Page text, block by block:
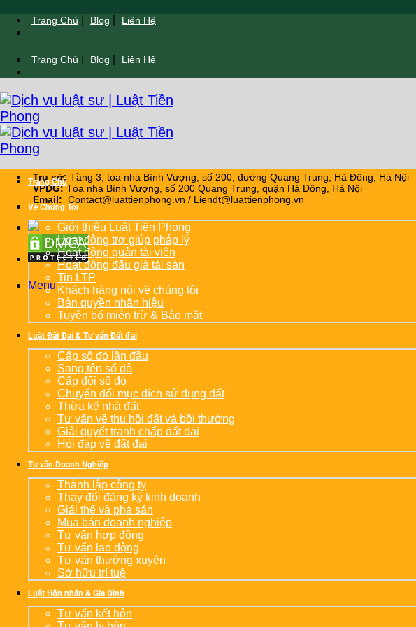
Chuyển
đến
dung
Trang Chủ Blog Liên Hệ
Trang Chủ Blog Liên Hệ
Trụ sở: Tầng 3, tòa nhà Bình Vượng, số 200, đường Quang Trung, Hà Đông, Hà Nội
VPDG:Tòa nhà Bình Vượng, số 200 Quang Trung, quận Hà Đông, Hà Nội
Email: Contact@luattienphong.vn / Liendt@luattienphong.vn
Menu
Trang Chủ
Về Chúng Tôi
Giới thiệu Luật Tiền Phong
Hoạt động trợ giúp pháp lý
Hoạt động quản tài viên
Hoạt động đấu giá tài sản
Tin LTP
Khách hàng nói về chúng tôi
Bản quyền nhãn hiệu
Tuyên bố miễn trừ & Bảo mật
Luật Đất Đai & Tư vấn Đất đai
Cấp sổ đỏ lần đầu
Sang tên sổ đỏ
Cấp đổi sổ đỏ
Chuyển đổi mục đích sử dụng đất
Thừa kế nhà đất
Tư vấn về thu hồi đất và bồi thường
Giải quyết tranh chấp đất đai
Hỏi đáp về đất đai
Tư vấn Doanh Nghiệp
Thành lập công ty
Thay đổi đăng ký kinh doanh
Giải thể và phá sản
Mua bán doanh nghiệp
Tư vấn hợp đồng
Tư vấn lao động
Tư vấn thường xuyên
Sở hữu trí tuệ
Luật Hôn nhân & Gia Đình
Tư vấn kết hôn